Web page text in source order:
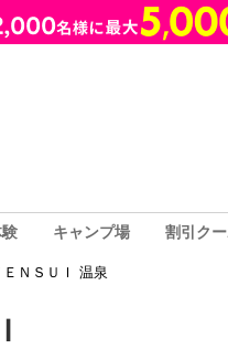
キャンプ場 割引ク
ＮＳＵＩ 温泉